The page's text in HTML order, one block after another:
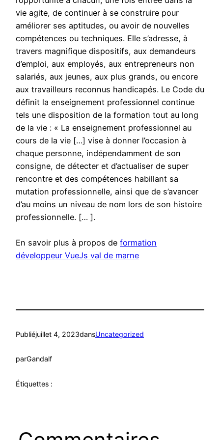
vie agite, de continuer à se construire pour
améliorer ses aptitudes, ou avoir de nouvelles
compétences ou techniques. Elle s’adresse, à
travers magnifique dispositifs, aux demandeurs
d’emploi, aux employés, aux entrepreneurs non
salariés, aux jeunes, aux plus grands, ou encore
aux travailleurs reconnus handicapés. Le Code du
définit la enseignement professionnel continue
tels une disposition de la formation tout au long
de la vie : « La enseignement professionnel au
cours de la vie […] vise à donner l’occasion à
chaque personne, indépendamment de son
consigne, de détecter et d’actualiser de super
rencontre et des compétences habillant sa
mutation professionnelle, ainsi que de s’avancer
d’au moins un niveau de nom lors de son histoire
professionnelle. [… ].
En savoir plus à propos de formation
développeur VueJs val de marne
Publiéjuillet 4, 2023dansUncategorized
parGandalf
Étiquettes :